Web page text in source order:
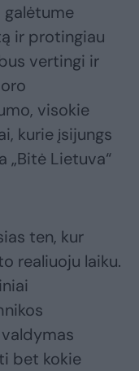
galėtume
ir protingiau
vertingi ir
visokie
kurie įsijungs
„Bitė Lietuva“
ten, kur
realiuoju laiku.
bet kokie